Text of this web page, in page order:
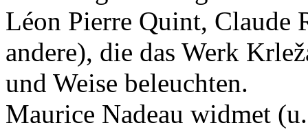
Léon Pierre Quint, Claude
andere), die das Werk
und Weise beleuchten.
Maurice Nadeau widmet